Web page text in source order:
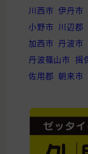
川西市 伊丹市
小野市 川辺郡
加西市 丹波市
丹波篠山市 揖
佐用郡 朝来市